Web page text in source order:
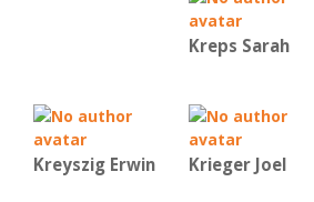
Kreps Sarah
Kreyszig Erwin Krieger Joel